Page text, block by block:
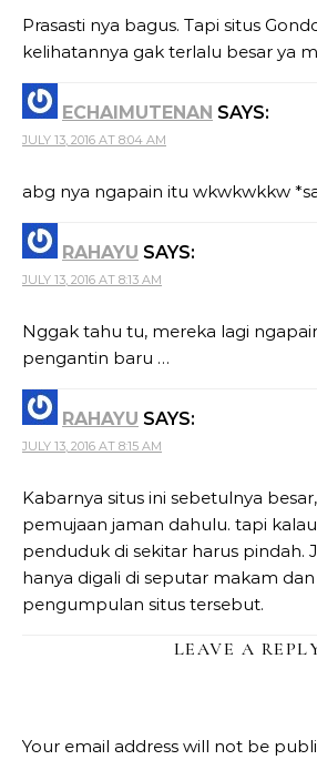
Prasasti nya bagus. Tapi situs
kelihatannya gak terlalu besar ya
ECHAIMUTENAN SAYS:
JULY 13, 2016 AT 8:04 AM
abg nya ngapain itu wkwkwkkw
RAHAYU SAYS:
JULY 13, 2016 AT 8:13 AM
Nggak tahu tu, mereka lagi
pengantin baru …
RAHAYU SAYS:
JULY 13, 2016 AT 8:15 AM
Kabarnya situs ini sebetulnya
pemujaan jaman dahulu. tapi
penduduk di sekitar harus pindah.
hanya digali di seputar makam dan
pengumpulan situs tersebut.
LEAVE A
Your email address will not be